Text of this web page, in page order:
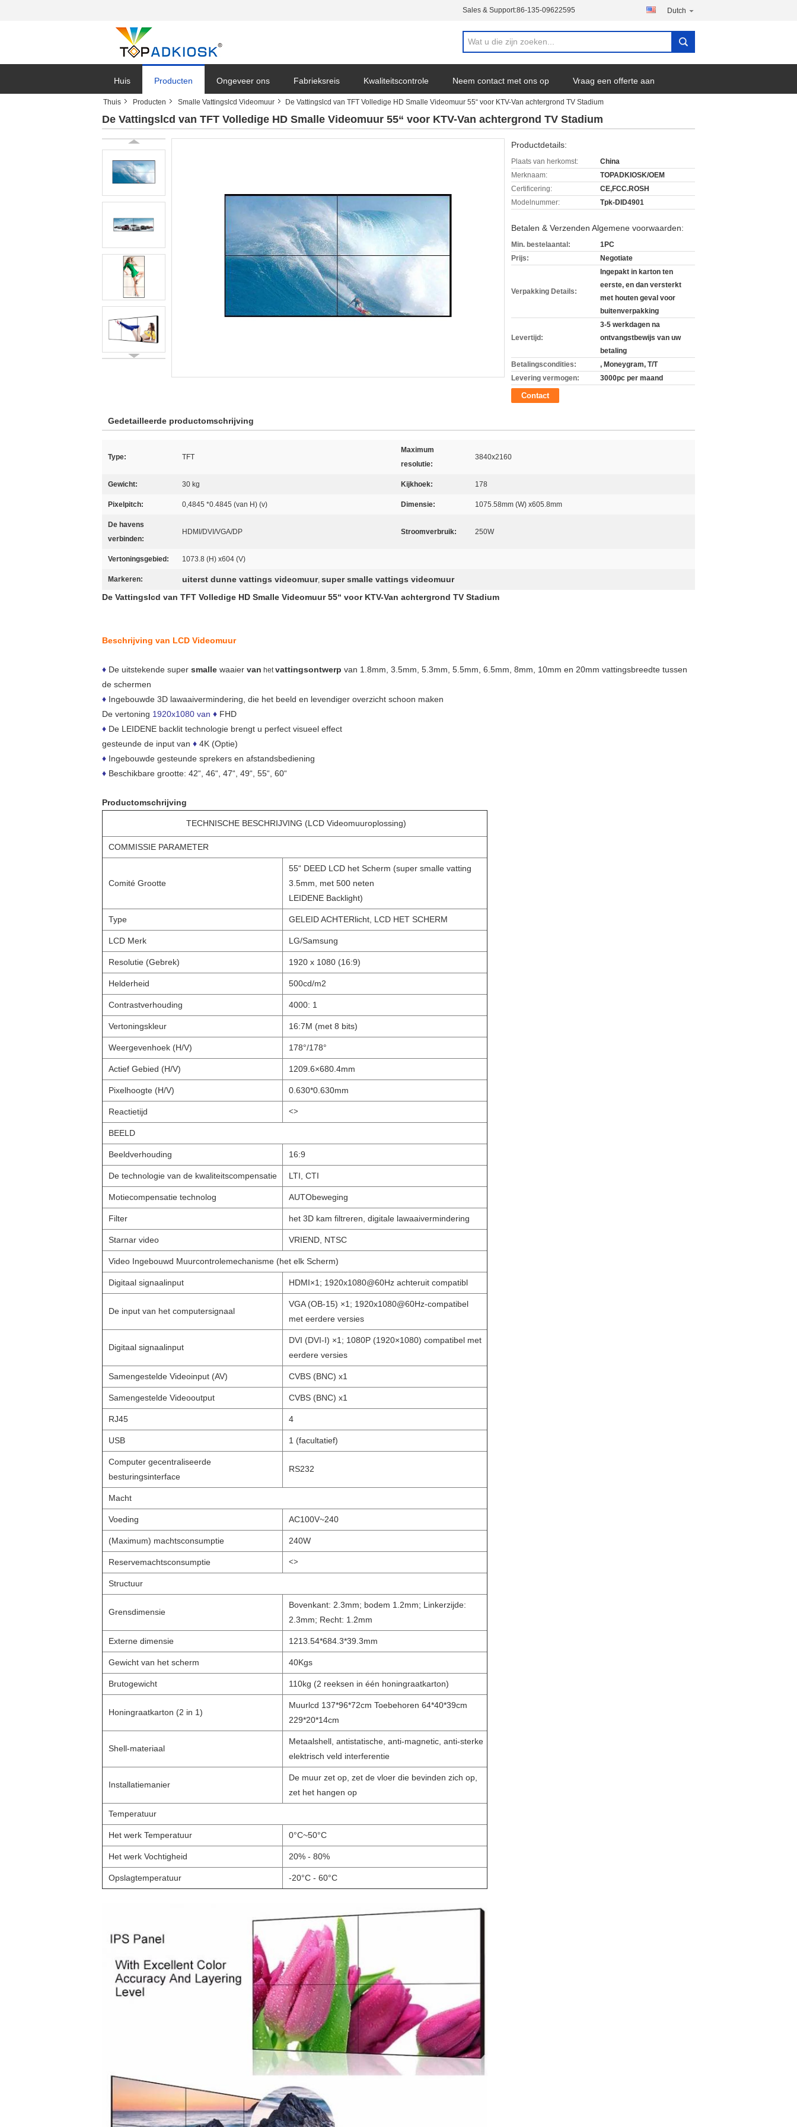
Sales & Support:86-135-09622595 Dutch
Huis Producten Ongeveer ons Fabrieksreis Kwaliteitscontrole Neem contact met ons op Vraag een offerte aan
Thuis Producten Smalle Vattingslcd Videomuur De Vattingslcd van TFT Volledige HD Smalle Videomuur 55“ voor KTV-Van achtergrond TV Stadium
De Vattingslcd van TFT Volledige HD Smalle Videomuur 55“ voor KTV-Van achtergrond TV Stadium
Productdetails:
Plaats van herkomst:
China
Merknaam:
TOPADKIOSK/OEM
Certificering:
CE,FCC.ROSH
Modelnummer:
Tpk-DID4901
Betalen & Verzenden Algemene voorwaarden:
Min. bestelaantal:
1PC
Prijs:
Negotiate
Verpakking Details:
Ingepakt in karton ten
eerste, en dan versterkt
met houten geval voor
buitenverpakking
Levertijd:
3-5 werkdagen na
ontvangstbewijs van uw
betaling
Betalingscondities:
, Moneygram, T/T
Levering vermogen:
3000pc per maand
Contact
Gedetailleerde productomschrijving
Type: TFT
Maximum
resolutie:
3840x2160
Gewicht: 30 kg Kijkhoek: 178
Pixelpitch: 0,4845 *0.4845 (van H) (v) Dimensie: 1075.58mm (W) x605.8mm
De havens
verbinden:
HDMI/DVI/VGA/DP Stroomverbruik: 250W
Vertoningsgebied: 1073.8 (H) x604 (V)
Markeren: uiterst dunne vattings videomuur, super smalle vattings videomuur
De Vattingslcd van TFT Volledige HD Smalle Videomuur 55“ voor KTV-Van achtergrond TV Stadium
Beschrijving van LCD Videomuur
♦ De uitstekende super smalle waaier van hetvattingsontwerp van 1.8mm, 3.5mm, 5.3mm, 5.5mm, 6.5mm, 8mm, 10mm en 20mm vattingsbreedte tussen
de schermen
♦ Ingebouwde 3D lawaaivermindering, die het beeld en levendiger overzicht schoon maken
De vertoning 1920x1080 van ♦ FHD
♦ De LEIDENE backlit technologie brengt u perfect visueel effect
gesteunde de input van ♦ 4K (Optie)
♦ Ingebouwde gesteunde sprekers en afstandsbediening
♦ Beschikbare grootte: 42“, 46“, 47“, 49“, 55“, 60“
Productomschrijving
TECHNISCHE BESCHRIJVING (LCD Videomuuroplossing)
COMMISSIE PARAMETER
Comité Grootte
55“ DEED LCD het Scherm (super smalle vatting
3.5mm, met 500 neten
LEIDENE Backlight)
Type GELEID ACHTERlicht, LCD HET SCHERM
LCD Merk LG/Samsung
Resolutie (Gebrek) 1920 x 1080 (16:9)
Helderheid 500cd/m2
Contrastverhouding 4000: 1
Vertoningskleur 16:7M (met 8 bits)
Weergevenhoek (H/V) 178°/178°
Actief Gebied (H/V) 1209.6×680.4mm
Pixelhoogte (H/V) 0.630*0.630mm
Reactietijd <>
BEELD
Beeldverhouding 16:9
De technologie van de kwaliteitscompensatie LTI, CTI
Motiecompensatie technolog AUTObeweging
Filter het 3D kam filtreren, digitale lawaaivermindering
Starnar video VRIEND, NTSC
Video Ingebouwd Muurcontrolemechanisme (het elk Scherm)
Digitaal signaalinput HDMI×1; 1920x1080@60Hz achteruit compatibl
De input van het computersignaal
VGA (OB-15) ×1; 1920x1080@60Hz-compatibel
met eerdere versies
Digitaal signaalinput
DVI (DVI-I) ×1; 1080P (1920×1080) compatibel met
eerdere versies
Samengestelde Videoinput (AV) CVBS (BNC) x1
Samengestelde Videooutput CVBS (BNC) x1
RJ45 4
USB 1 (facultatief)
Computer gecentraliseerde
besturingsinterface
RS232
Macht
Voeding AC100V~240
(Maximum) machtsconsumptie 240W
Reservemachtsconsumptie <>
Structuur
Grensdimensie
Bovenkant: 2.3mm; bodem 1.2mm; Linkerzijde:
2.3mm; Recht: 1.2mm
Externe dimensie 1213.54*684.3*39.3mm
Gewicht van het scherm 40Kgs
Brutogewicht 110kg (2 reeksen in één honingraatkarton)
Honingraatkarton (2 in 1)
Muurlcd 137*96*72cm Toebehoren 64*40*39cm
229*20*14cm
Shell-materiaal
Metaalshell, antistatische, anti-magnetic, anti-sterke
elektrisch veld interferentie
Installatiemanier
De muur zet op, zet de vloer die bevinden zich op,
zet het hangen op
Temperatuur
Het werk Temperatuur 0°C~50°C
Het werk Vochtigheid 20% - 80%
Opslagtemperatuur -20°C - 60°C